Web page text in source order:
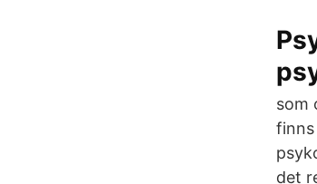
som
finns
det